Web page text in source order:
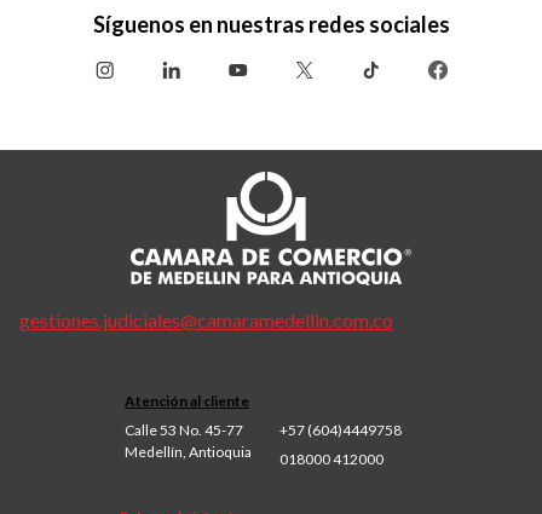
Síguenos en nuestras redes sociales
gestiones.judiciales@camaramedellin.com.co
Atención al cliente
Calle 53 No. 45-77
Medellín, Antioquia
+57 (604)4449758
018000 412000